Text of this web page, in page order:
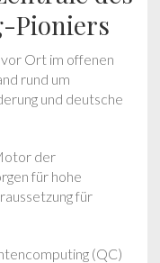
Pioniers
Ort im offenen
rund um
und deutsche
der
für hohe
für
(QC)